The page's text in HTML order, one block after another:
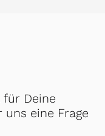
Deine
eine Frage